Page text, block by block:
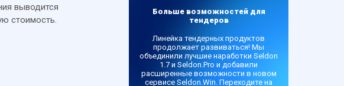
выводится
стоимость.
Больше возможностей для
тендеров
Линейка тендерных продуктов
продолжает развиваться! Мы
объединили лучшие наработки Seldon
1.7 и Seldon.Pro и добавили
расширенные возможности в новом
сервисе Seldon.Win. Переходите на